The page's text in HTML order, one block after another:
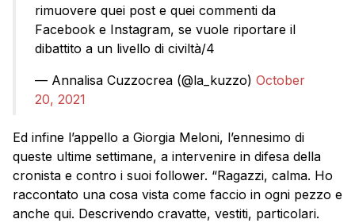
rimuovere quei post e quei commenti da
Facebook e Instagram, se vuole riportare il
dibattito a un livello di civiltà/4
— Annalisa Cuzzocrea (@la_kuzzo) October
20, 2021
Ed infine l’appello a Giorgia Meloni, l’ennesimo di
queste ultime settimane, a intervenire in difesa della
cronista e contro i suoi follower. “Ragazzi, calma. Ho
raccontato una cosa vista come faccio in ogni pezzo e
anche qui. Descrivendo cravatte, vestiti, particolari.